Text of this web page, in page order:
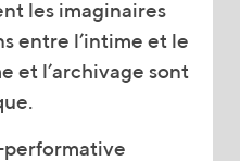
les imaginaires
entre l’intime et le
et l’archivage sont